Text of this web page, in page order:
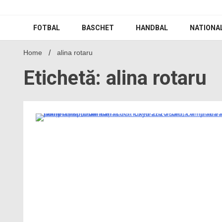
FOTBAL BASCHET HANDBAL
Home alina rotaru
Etichetă: alina rotaru